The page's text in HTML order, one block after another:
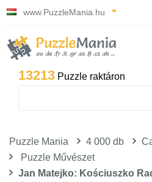
www.PuzzleMania.hu
13213 Puzzle raktáron
Puzzle Mania 4 000 db
Puzzle Művészet
Jan Matejko: Kościuszko